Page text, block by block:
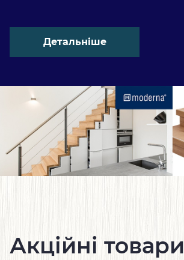
Детальніше
Акційні товари